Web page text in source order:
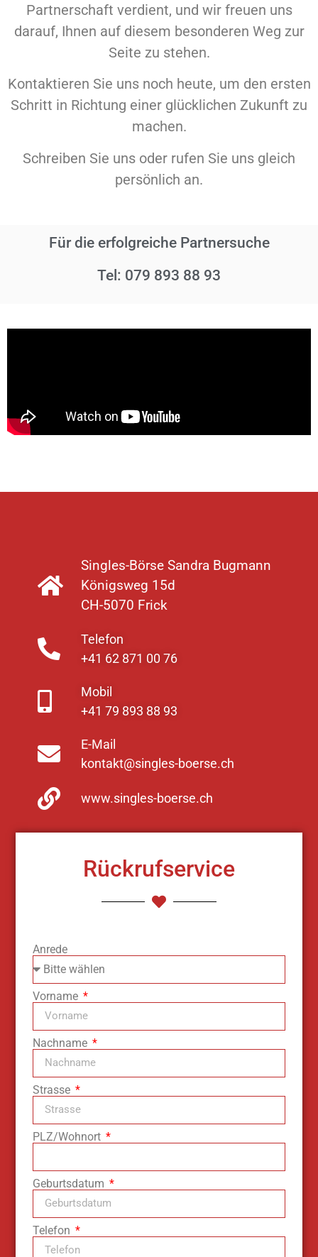
Partnerschaft verdient, und wir freuen uns
darauf, Ihnen auf diesem besonderen Weg zur
Seite zu stehen.
Kontaktieren Sie uns noch heute, um den ersten
Schritt in Richtung einer glücklichen Zukunft zu
machen.
Schreiben Sie uns oder rufen Sie uns gleich
persönlich an.
Für die erfolgreiche Partnersuche
Tel: 079 893 88 93
Singles-Börse Sandra Bugmann
Königsweg 15d
CH-5070 Frick
Telefon
+41 62 871 00 76
Mobil
+41 79 893 88 93
E-Mail
kontakt@singles-boerse.ch
www.singles-boerse.ch
Rückrufservice
Anrede
Vorname
Nachname
Strasse
PLZ/Wohnort
Geburtsdatum
Telefon